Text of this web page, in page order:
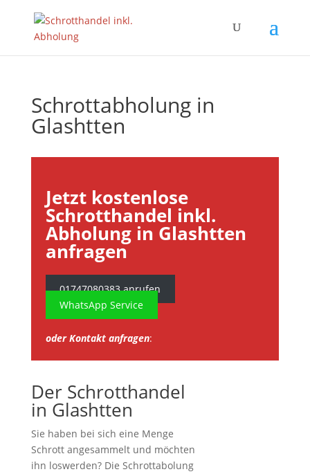
Schrottabholung in
Glashtten
Jetzt kostenlose
Schrotthandel inkl.
Abholung in Glashtten
anfragen
01747080383 anrufen
WhatsApp Service
oder Kontakt anfragen:
Der Schrotthandel
in Glashtten
Sie haben bei sich eine Menge
Schrott angesammelt und möchten
ihn loswerden? Die Schrottabolung